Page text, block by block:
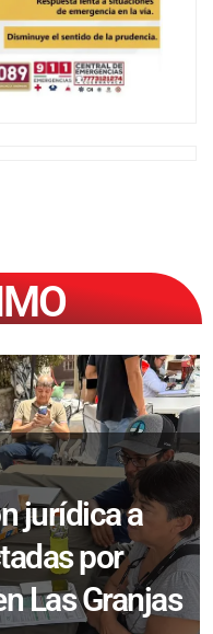
jurídica a
por
Las Granjas